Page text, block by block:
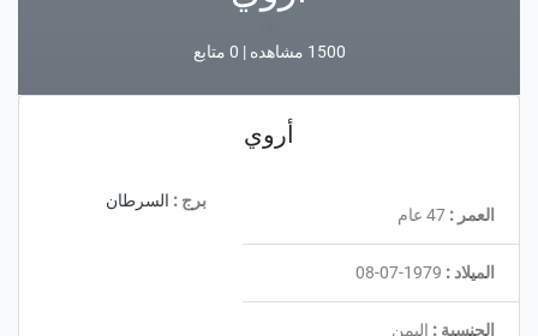
1500 مشاهده | 0 متابع
أروي
العمر :
الميلاد : 1979-07-08
الجنسية : اليمن
برج : السرطان